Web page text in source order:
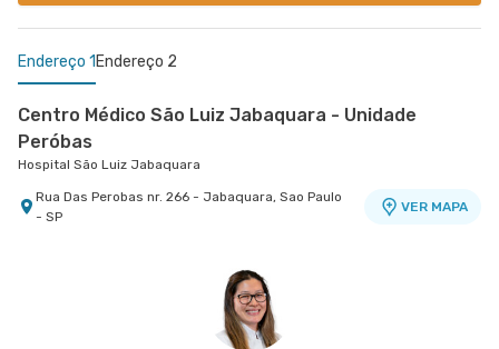
Endereço 1 Endereço 2
Centro Médico São Luiz Jabaquara - Unidade
Peróbas
Hospital São Luiz Jabaquara
Rua Das Perobas nr. 266 - Jabaquara, Sao Paulo
- SP
VER MAPA
Rua Engenheiro Oscar Americano nr. 1070 -
Cidade Jardim, Sao Paulo - SP